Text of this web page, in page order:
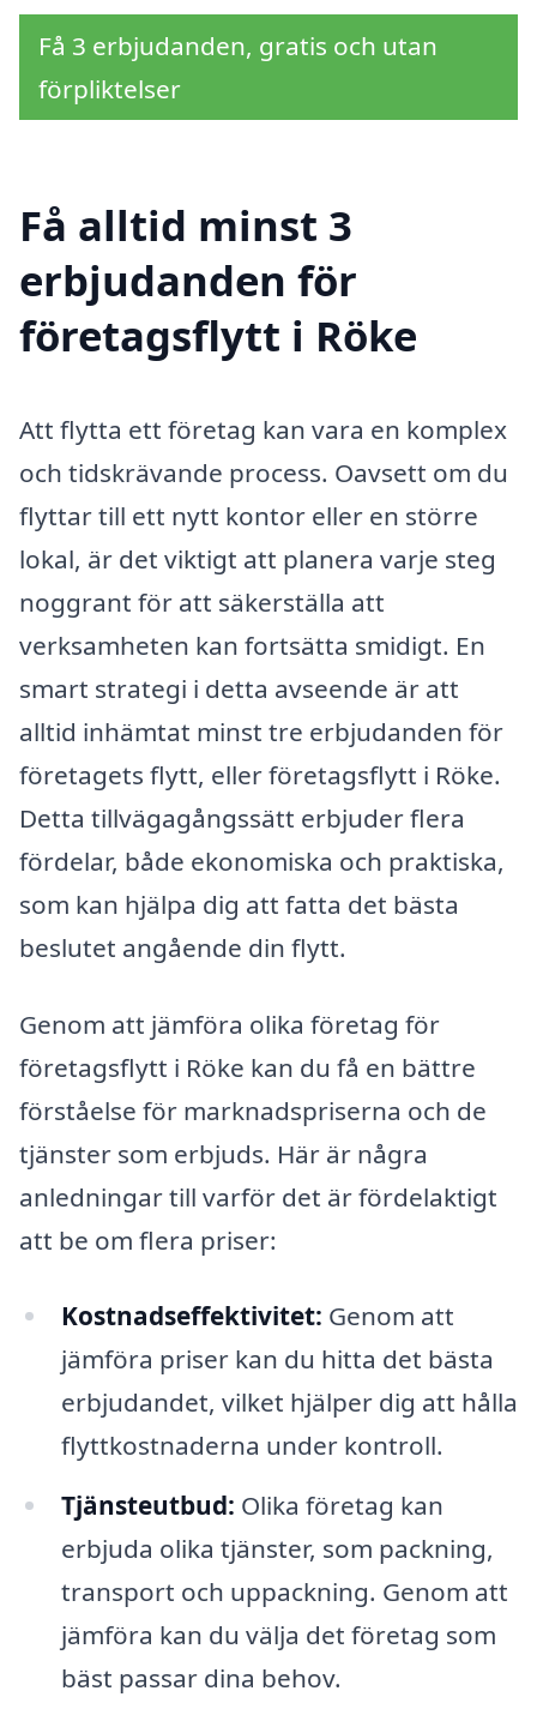
Få 3 erbjudanden, gratis och utan
förpliktelser
Få alltid minst 3
erbjudanden för
företagsflytt i Röke
Att flytta ett företag kan vara en komplex
och tidskrävande process. Oavsett om du
flyttar till ett nytt kontor eller en större
lokal, är det viktigt att planera varje steg
noggrant för att säkerställa att
verksamheten kan fortsätta smidigt. En
smart strategi i detta avseende är att
alltid inhämtat minst tre erbjudanden för
företagets flytt, eller företagsflytt i Röke.
Detta tillvägagångssätt erbjuder flera
fördelar, både ekonomiska och praktiska,
som kan hjälpa dig att fatta det bästa
beslutet angående din flytt.
Genom att jämföra olika företag för
företagsflytt i Röke kan du få en bättre
förståelse för marknadspriserna och de
tjänster som erbjuds. Här är några
anledningar till varför det är fördelaktigt
att be om flera priser:
Kostnadseffektivitet: Genom att
jämföra priser kan du hitta det bästa
erbjudandet, vilket hjälper dig att hålla
flyttkostnaderna under kontroll.
Tjänsteutbud: Olika företag kan
erbjuda olika tjänster, som packning,
transport och uppackning. Genom att
jämföra kan du välja det företag som
bäst passar dina behov.